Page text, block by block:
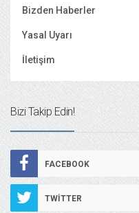
Bizden Haberler
Yasal Uyarı
İletişim
Bizi Takip Edin!
FACEBOOK
TWITTER